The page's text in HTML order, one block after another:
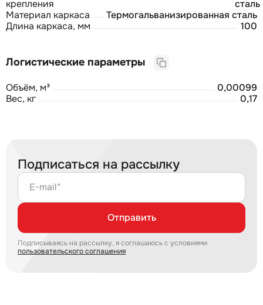
крепления
сталь
Материал каркаса
Термогальванизированная сталь
Длина каркаса, мм
100
Логистические параметры
Объём, м³
0,00099
Вес, кг
0,17
Подписаться на рассылку
E-mail*
Отправить
Подписываясь на рассылку, я соглашаюсь с условиями
пользовательского соглашения